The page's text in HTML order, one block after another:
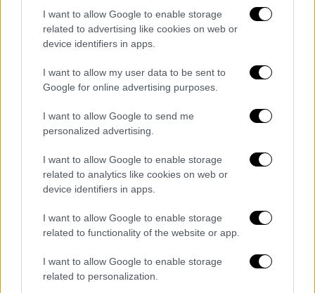
I want to allow Google to enable storage
related to advertising like cookies on web or
device identifiers in apps.
I want to allow my user data to be sent to
Google for online advertising purposes.
I want to allow Google to send me
personalized advertising.
I want to allow Google to enable storage
related to analytics like cookies on web or
device identifiers in apps.
I want to allow Google to enable storage
related to functionality of the website or app.
I want to allow Google to enable storage
related to personalization.
«Φέτος αρπάξαμε τα μπουφάν μας και
βγήκαμε έξω με τις κάμερες μας για να
δουμε τα φοβερά χρώματα» πρόσθεσε.
«Είτε το πιστεύετε είτε όχι δεν έχω
επεξεργαστεί τα χρώματα, είναι λίγο πολύ
όπως τα είδαμε» τόνισε.
Όπως αναφέρει ο Guardian, δεδομένα από
δορυφόρο δείχνουν ότιυπάρχει μεγάλη
ποσότητα σωματιδίων στη στρατόσφαιρα
πάνω από την Ανταρκτική
υπήρχαν πριν από την έκρηξη.
χιλιόμετρα από την Τόνγκα, «μοιραζόμαστε
τον ίδιο ουρανό», τόνισε ο Jordy Hendrikx,